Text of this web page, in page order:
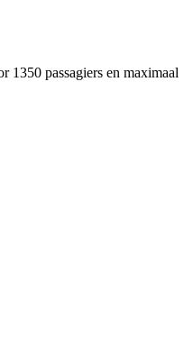
passagiers en maximaal